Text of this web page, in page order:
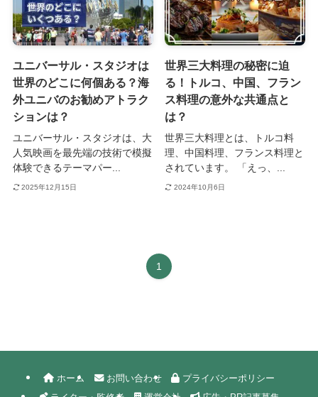
ユニバーサル・スタジオは
世界のどこに何個ある？海
外ユニバのお勧めアトラク
ションは？
ユニバーサル・スタジオは、大
人気映画を最先端の技術で模擬
体験できるテーマパー...
2025年12月15日
世界三大料理の秘密に迫
る！トルコ、中国、フラン
ス料理の意外な共通点と
は？
世界三大料理とは、トルコ料
理、中国料理、フランス料理と
されています。 「えっ、...
2024年10月6日
1
ホーム お問い合わせ
プライバシーポリシー